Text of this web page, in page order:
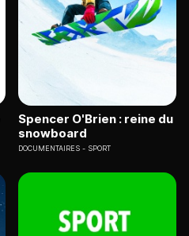
Spencer O'Brien : reine du
snowboard
DOCUMENTAIRES SPORT